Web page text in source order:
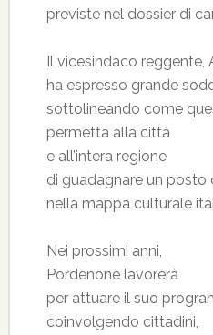
previste nel dossier di
Il vicesindaco reggente,
ha espresso grande
sottolineando come
permetta alla città
e all’intera regione
di guadagnare un posto
nella mappa culturale
Nei prossimi anni,
Pordenone lavorerà
per attuare il suo
coinvolgendo cittadini,